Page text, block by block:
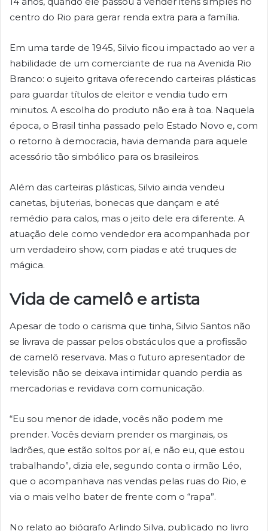
centro do Rio para gerar renda extra para a família.
Em uma tarde de 1945, Silvio ficou impactado ao ver a
habilidade de um comerciante de rua na Avenida Rio
Branco: o sujeito gritava oferecendo carteiras plásticas
para guardar títulos de eleitor e vendia tudo em
minutos. A escolha do produto não era à toa. Naquela
época, o Brasil tinha passado pelo Estado Novo e, com
o retorno à democracia, havia demanda para aquele
acessório tão simbólico para os brasileiros.
Além das carteiras plásticas, Silvio ainda vendeu
canetas, bijuterias, bonecas que dançam e até
remédio para calos, mas o jeito dele era diferente. A
atuação dele como vendedor era acompanhada por
um verdadeiro show, com piadas e até truques de
mágica.
Vida de camelô e artista
Apesar de todo o carisma que tinha, Silvio Santos não
se livrava de passar pelos obstáculos que a profissão
de camelô reservava. Mas o futuro apresentador de
televisão não se deixava intimidar quando perdia as
mercadorias e revidava com comunicação.
“Eu sou menor de idade, vocês não podem me
prender. Vocês deviam prender os marginais, os
ladrões, que estão soltos por aí, e não eu, que estou
trabalhando”, dizia ele, segundo conta o irmão Léo,
que o acompanhava nas vendas pelas ruas do Rio, e
via o mais velho bater de frente com o “rapa”.
No relato ao biógrafo Arlindo Silva, publicado no livro